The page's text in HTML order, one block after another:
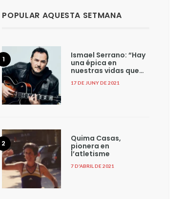
POPULAR AQUESTA SETMANA
Ismael Serrano: “Hay
una épica en
nuestras vidas que…
17 DE JUNY DE 2021
Quima Casas,
pionera en
l’atletisme
7 D'ABRIL DE 2021